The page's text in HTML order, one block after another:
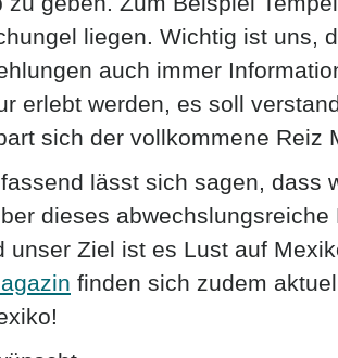
liegen. Wichtig ist uns,
auch immer
erlebt werden, es soll
sich der vollkommene Reiz
lässt sich sagen, dass
dieses
unser Ziel ist es Lust auf
finden sich zudem